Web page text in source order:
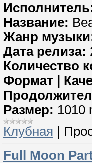
Название:
Жанр
Дата релиза:
Количество
Формат |
Размер: 1010
Клубная
Full Moon